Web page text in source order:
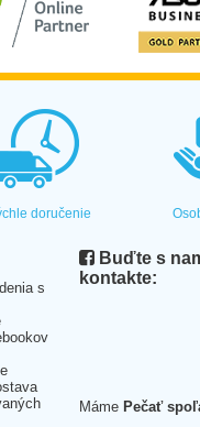
doručenie
s
Buďte s
kontakte:
Máme Pečať